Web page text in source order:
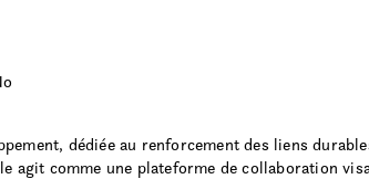
dédiée au renforcement des liens
agit comme une plateforme de collaboration